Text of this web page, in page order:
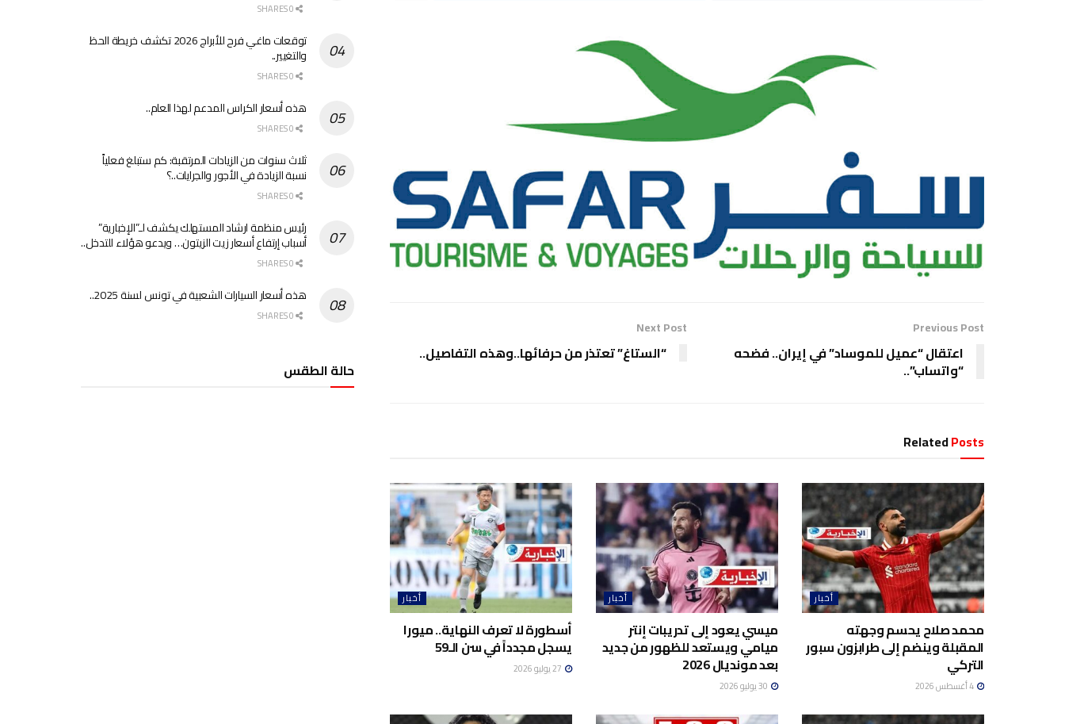
Previous Post
اعتقال “عميل للموساد” في إيران.. فضحه
“واتساب”..
Next Post
“الستاغ” تعتذر من حرفائها..وهذه التفاصيل..
RelatedPosts
أخبار
محمد صلاح يحسم وجهته
المقبلة وينضم إلى طرابزون سبور
التركي
أخبار
ميسي يعود إلى تدريبات إنتر
ميامي ويستعد للظهور من جديد
بعد مونديال 2026
أخبار
أسطورة لا تعرف النهاية.. ميورا
يسجل مجدداً في سن الـ59
توقعات ماغي فرح للأبراج 2026 تكشف خريطة الحظ
والتغيير..
هذه أسعار الكراس المدعم لهذا العام..
ثلاث سنوات من الزيادات المرتقبة: كم ستبلغ فعلياً
نسبة الزيادة في الأجور والجرايات..؟
رئيس منظمة ارشاد المستهلك يكشف لـ”الإخبارية”
أسباب إرتفاع أسعار زيت الزيتون… ويدعو هؤلاء للتدخل..
هذه أسعار السيارات الشعبية في تونس لسنة 2025..
حالة الطقس